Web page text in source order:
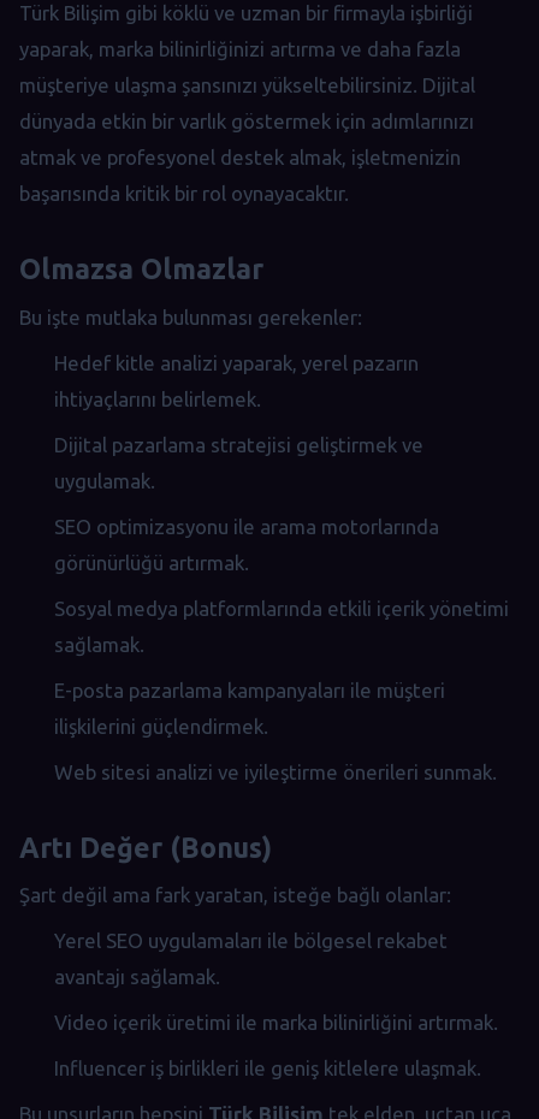
Türk Bilişim gibi köklü ve uzman bir firmayla işbirliği
yaparak, marka bilinirliğinizi artırma ve daha fazla
müşteriye ulaşma şansınızı yükseltebilirsiniz. Dijital
dünyada etkin bir varlık göstermek için adımlarınızı
atmak ve profesyonel destek almak, işletmenizin
başarısında kritik bir rol oynayacaktır.
Olmazsa Olmazlar
Bu işte mutlaka bulunması gerekenler:
Hedef kitle analizi yaparak, yerel pazarın
ihtiyaçlarını belirlemek.
Dijital pazarlama stratejisi geliştirmek ve
uygulamak.
SEO optimizasyonu ile arama motorlarında
görünürlüğü artırmak.
Sosyal medya platformlarında etkili içerik yönetimi
sağlamak.
E-posta pazarlama kampanyaları ile müşteri
ilişkilerini güçlendirmek.
Web sitesi analizi ve iyileştirme önerileri sunmak.
Artı Değer (Bonus)
Şart değil ama fark yaratan, isteğe bağlı olanlar:
Yerel SEO uygulamaları ile bölgesel rekabet
avantajı sağlamak.
Video içerik üretimi ile marka bilinirliğini artırmak.
Influencer iş birlikleri ile geniş kitlelere ulaşmak.
Bu unsurların hepsini Türk Bilişim tek elden, uçtan uca